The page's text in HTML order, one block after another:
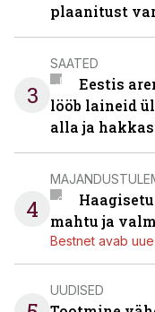
plaanitust
3
SAATED
Eestis
lööb laineid
alla ja
4
mahtu ja
Bestnet avab
UUDISED